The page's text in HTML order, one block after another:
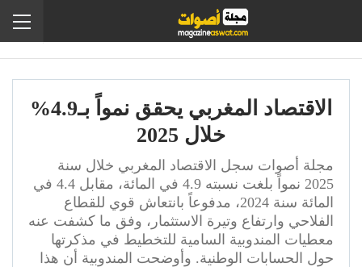
الاقتصاد المغربي يحقق نمواً بـ4.9%
خلال 2025
مجلة أصوات سجل الاقتصاد المغربي خلال سنة
2025 نمواً بلغت نسبته 4.9 في المائة، مقابل 4.4 في
المائة سنة 2024، مدفوعاً بانتعاش قوي للقطاع
الفلاحي وارتفاع وتيرة الاستثمار، وفق ما كشفت عنه
معطيات المندوبية السامية للتخطيط في مذكرتها
حول الحسابات الوطنية. وأوضحت المندوبية أن هذا